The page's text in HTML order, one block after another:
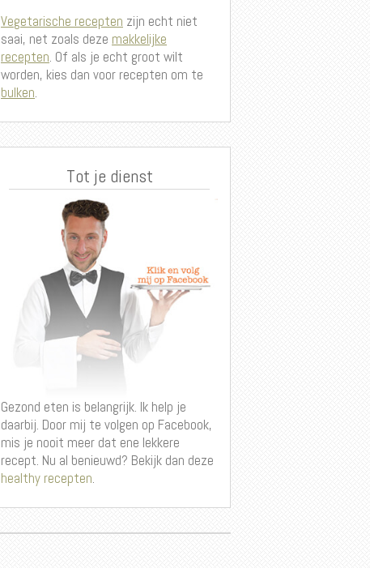
Vegetarische recepten zijn echt niet
saai, net zoals deze makkelijke
recepten. Of als je echt groot wilt
worden, kies dan voor recepten om te
bulken.
Tot je dienst
Gezond eten is belangrijk. Ik help je
daarbij. Door mij te volgen op Facebook,
mis je nooit meer dat ene lekkere
recept. Nu al benieuwd? Bekijk dan deze
healthy recepten.